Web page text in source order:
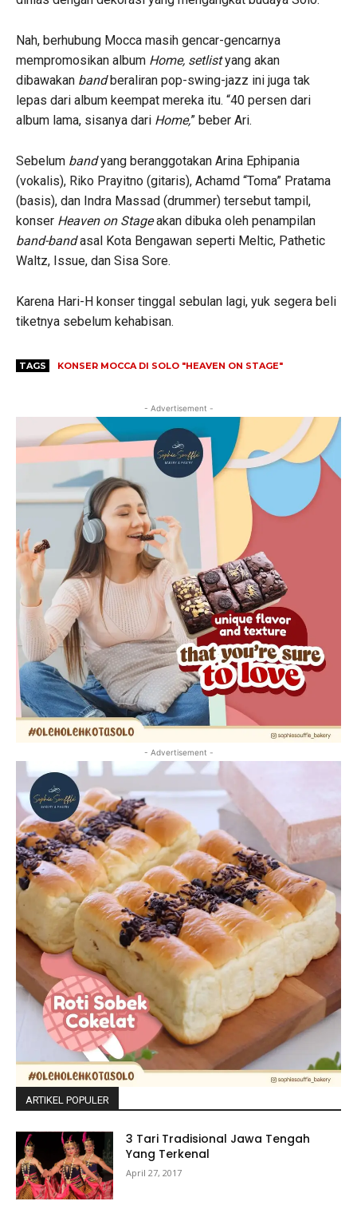
Nah, berhubung Mocca masih gencar-gencarnya
mempromosikan album Home, setlistyang akan
dibawakan bandberaliran pop-swing-jazz ini juga tak
lepas dari album keempat mereka itu. “40 persen dari
album lama, sisanya dari Home,” beber Ari.
Sebelum bandyang beranggotakan Arina Ephipania
(vokalis), Riko Prayitno (gitaris), Achamd “Toma” Pratama
(basis), dan Indra Massad (drummer) tersebut tampil,
konser Heaven on Stageakan dibuka oleh penampilan
band-bandasal Kota Bengawan seperti Meltic, Pathetic
Waltz, Issue, dan Sisa Sore.
Karena Hari-H konser tinggal sebulan lagi, yuk segera beli
tiketnya sebelum kehabisan.
TAGS KONSER MOCCA DI SOLO "HEAVEN ON STAGE"
- Advertisement -
- Advertisement -
ARTIKEL POPULER
3 Tari Tradisional Jawa Tengah
Yang Terkenal
April 27, 2017